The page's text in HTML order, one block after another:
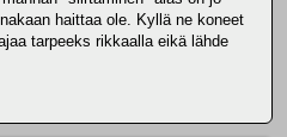
haittaa ole. Kyllä ne koneet
tarpeeks rikkaalla eikä lähde